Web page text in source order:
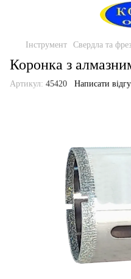
Інструмент Свердла та
Коронка з
Артикул: 45420 Написати